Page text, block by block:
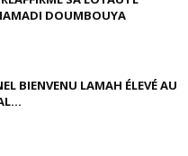
DOUMBOUYA
BIENVENU LAMAH ÉLEVÉ AU